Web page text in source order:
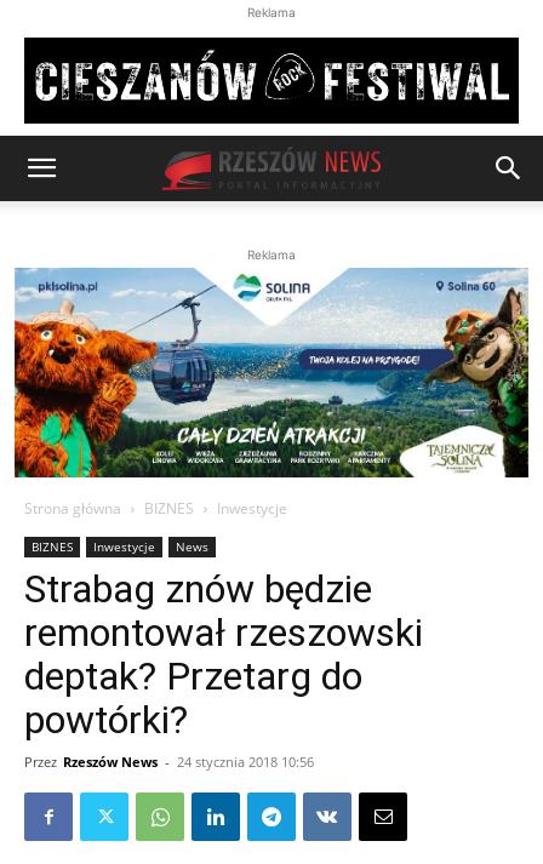
Reklama
Reklama
Strona główna BIZNES Inwestycje
BIZNES Inwestycje News
Strabag znów będzie
remontował rzeszowski
deptak? Przetarg do
powtórki?
Przez Rzeszów News - 24 stycznia 2018 10:56